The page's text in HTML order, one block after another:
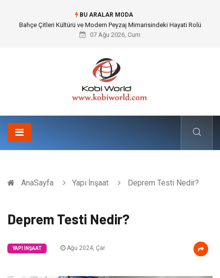
BU ARALAR MODA
Bahçe Çitleri Kültürü ve Modern Peyzaj Mimarisindeki Hayati Rolü
07 Ağu 2026, Cum
AnaSayfa Yapı İnşaat Deprem Testi Nedir?
Deprem Testi Nedir?
YAPI İNŞAAT Ağu 2024, Çar